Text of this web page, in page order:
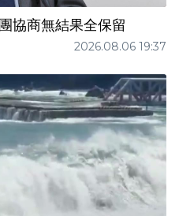
協商無結果全保留
2026.08.06 19:37